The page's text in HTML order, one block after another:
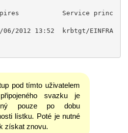
Service princ
2012 13:52  krbtgt/EINFRA
pod tímto uživatelem
svazku je
pouze po dobu
lístku. Poté je nutné
získat znovu.